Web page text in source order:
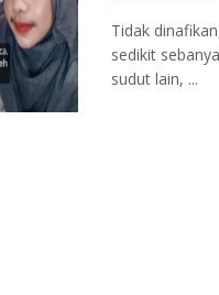
Tidak
sedikit
sudut lain, ...